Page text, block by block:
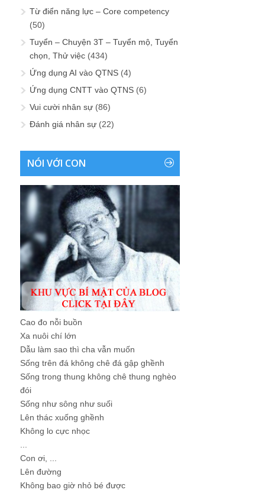
Từ điển năng lực – Core competency
(50)
Tuyển – Chuyện 3T – Tuyển mộ, Tuyển
chọn, Thử việc (434)
Ứng dụng AI vào QTNS (4)
Ứng dụng CNTT vào QTNS (6)
Vui cười nhân sự (86)
Đánh giá nhân sự (22)
NÓI VỚI CON
Cao đo nỗi buồn
Xa nuôi chí lớn
Dẫu làm sao thì cha vẫn muốn
Sống trên đá không chê đá gập ghềnh
Sống trong thung không chê thung nghèo
đói
Sống như sông như suối
Lên thác xuống ghềnh
Không lo cực nhọc
Con ơi, ...
Lên đường
Không bao giờ nhỏ bé được